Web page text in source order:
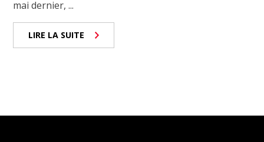
mai dernier, ...
LIRE LA SUITE